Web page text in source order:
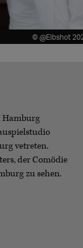
© @Elbshot
Hamburg
vetreten.
der Comödie
zu sehen.